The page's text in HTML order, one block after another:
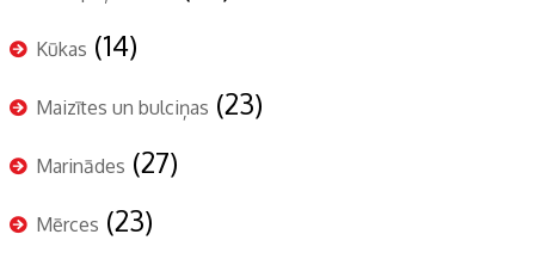
Kūkas (14)
Maizītes un bulciņas (23)
Marinādes (27)
Mērces (23)